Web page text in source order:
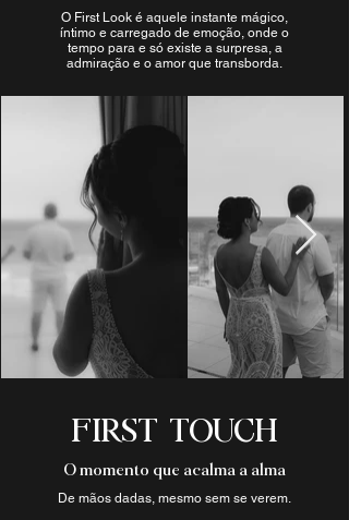
O First Look é aquele instante mágico,
íntimo e carregado de emoção, onde o
tempo para e só existe a surpresa, a
admiração e o amor que transborda.
FIRST TOUCH
O momento que acalma a alma
De mãos dadas, mesmo sem se verem.